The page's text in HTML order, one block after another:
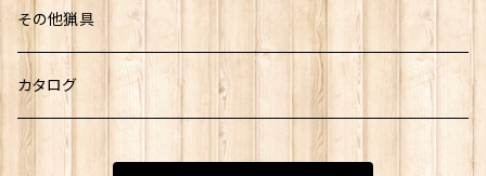
ジャンプ踏み板
Wジャンプくくり罠
ドロップ踏み板
その他猟具
カタログ